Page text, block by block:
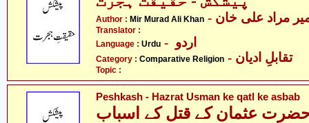
Author : Mir Murad Ali Khan میر مراد علی خان
Translator :
Language : Urdu
Category : Comparative Religion - تقابلِ ادیان
Topic :
Peshkash - Hazrat Usman ke qatl ke asbab
عثمان کے قتل کے اسباب